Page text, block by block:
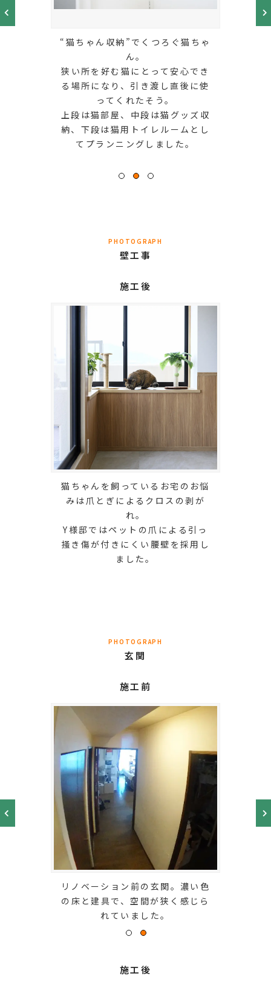
“猫ちゃん収納”でくつろぐ猫ちゃ
ん。
狭い所を好む猫にとって安心でき
る場所になり、引き渡し直後に使
ってくれたそう。
上段は猫部屋、中段は猫グッズ収
納、下段は猫用トイレルームとし
てプランニングしました。
PHOTOGRAPH
壁工事
施工後
猫ちゃんを飼っているお宅のお悩
みは爪とぎによるクロスの剥が
れ。
Y様邸ではペットの爪による引っ
掻き傷が付きにくい腰壁を採用し
ました。
PHOTOGRAPH
玄関
施工前
リノベーション前の玄関。濃い色
の床と建具で、空間が狭く感じら
れていました。
施工後